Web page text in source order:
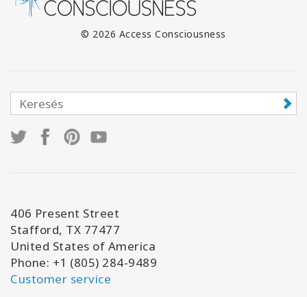
© 2026 Access Consciousness
406 Present Street
Stafford, TX 77477
United States of America
Phone: +1 (805) 284-9489
Customer service